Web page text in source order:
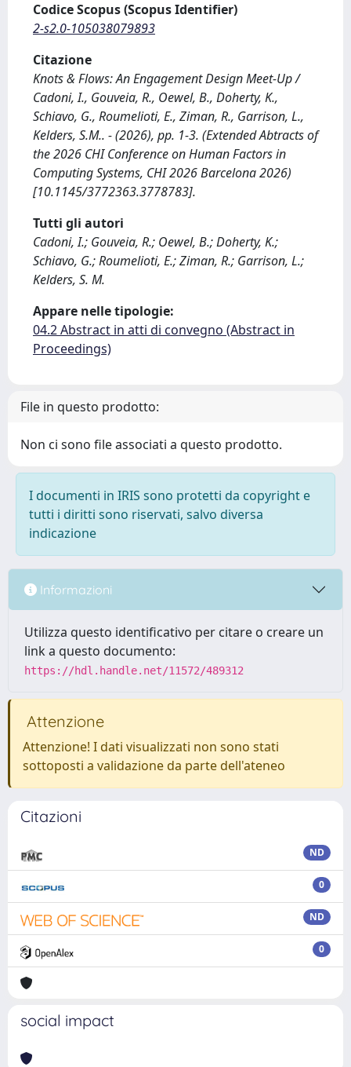
Codice Scopus (Scopus Identifier)
2-s2.0-105038079893
Citazione
Knots & Flows: An Engagement Design Meet-Up /
Cadoni, I., Gouveia, R., Oewel, B., Doherty, K.,
Schiavo, G., Roumelioti, E., Ziman, R., Garrison, L.,
Kelders, S.M.. - (2026), pp. 1-3. (Extended Abtracts of
the 2026 CHI Conference on Human Factors in
Computing Systems, CHI 2026 Barcelona 2026)
[10.1145/3772363.3778783].
Tutti gli autori
Cadoni, I.; Gouveia, R.; Oewel, B.; Doherty, K.;
Schiavo, G.; Roumelioti, E.; Ziman, R.; Garrison, L.;
Kelders, S. M.
Appare nelle tipologie:
04.2 Abstract in atti di convegno (Abstract in
Proceedings)
File in questo prodotto:
Non ci sono file associati a questo prodotto.
I documenti in IRIS sono protetti da copyright e
tutti i diritti sono riservati, salvo diversa
indicazione
Informazioni
Utilizza questo identificativo per citare o creare un
link a questo documento:
https://hdl.handle.net/11572/489312
Attenzione
Attenzione! I dati visualizzati non sono stati
sottoposti a validazione da parte dell'ateneo
Citazioni
ND
0
ND
0
social impact